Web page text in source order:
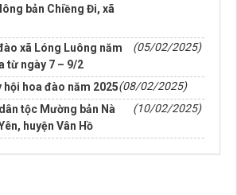
bản Chiềng Đi, xã
xã Lóng Luông năm
từ ngày 7 – 9/2
(05/02/2025)
hội hoa đào năm 2025(08/02/2025)
tộc Mường bản Nà
huyện Vân Hồ
(10/02/2025)